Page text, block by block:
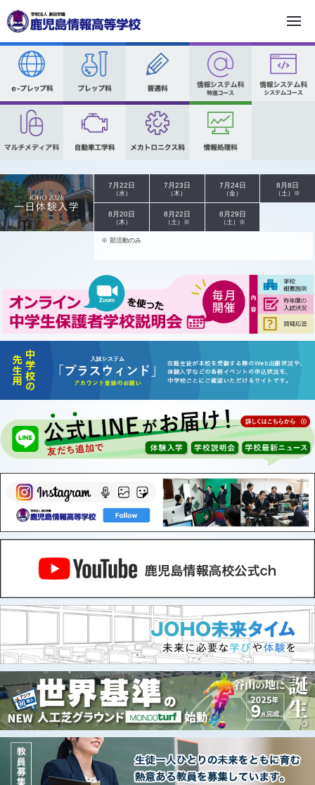
JOHO 2026 一日体験入学
7月22日
（水）
7月23日
（木）
7月24日
（金）
8月8日
（土）※
8月20日
（木）
8月22日
（土）※
8月29日
（土）※
※ 部活動のみ